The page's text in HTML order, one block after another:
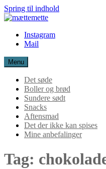
Spring til indhold
mættemetteInstagram
Mail
Menu
Det søde
Boller og brød
Sundere sødt
Snacks
Aftensmad
Det der ikke kan spises
Mine anbefalinger
Tag: